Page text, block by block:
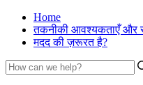
Home
तकनीकी आवश्यकताएँ और
मदद की ज़रूरत है?